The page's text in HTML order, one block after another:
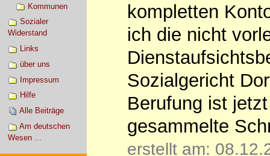
Kommunen
Sozialer
Widerstand
Links
über uns
Impressum
Hilfe
Alle Beiträge
Am deutschen
Wesen ...
kompletten
ich die nicht
Sozialgericht
Berufung ist
gesammelte
erstellt am: